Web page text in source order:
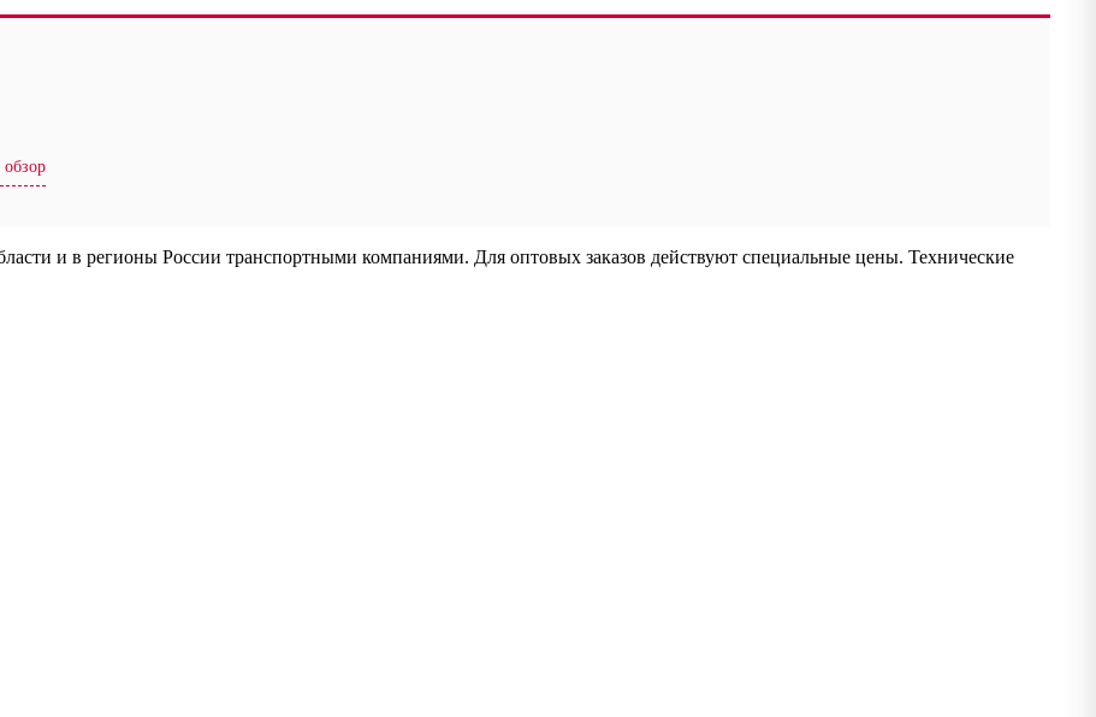
и в регионы России транспортными компаниями. Для оптовых заказов действуют специальные цены. Технические